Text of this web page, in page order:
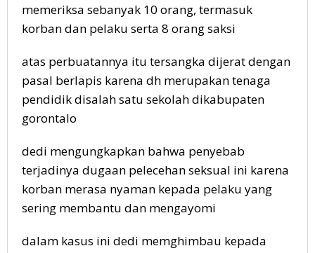
memeriksa sebanyak 10 orang, termasuk
korban dan pelaku serta 8 orang saksi
atas perbuatannya itu tersangka dijerat dengan
pasal berlapis karena dh merupakan tenaga
pendidik disalah satu sekolah dikabupaten
gorontalo
dedi mengungkapkan bahwa penyebab
terjadinya dugaan pelecehan seksual ini karena
korban merasa nyaman kepada pelaku yang
sering membantu dan mengayomi
dalam kasus ini dedi memghimbau kepada